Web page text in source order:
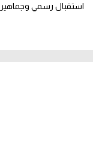
استقبال رسمي